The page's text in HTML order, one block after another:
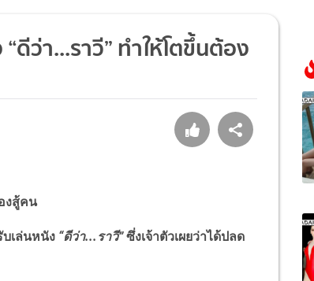
ดีว่า...ราวี” ทำให้โตขึ้นต้อง
งสู้คน
เล่นหนัง “ดีว่า...ราวี”ซึ่งเจ้าตัวเผยว่าได้ปลด